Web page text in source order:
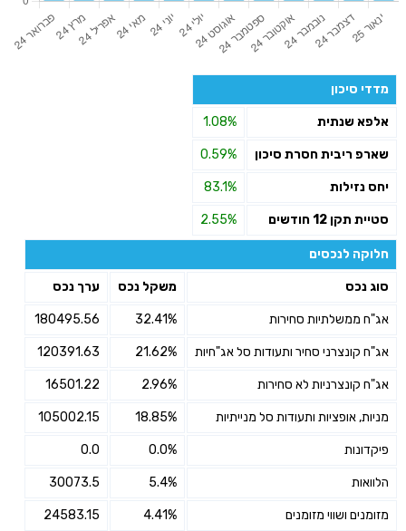
מדדי סיכון
אלפא שנתית 1.08%
שארפ ריבית חסרת סיכון 0.59%
יחס נזילות 83.1%
סטיית תקן 12 חודשים 2.55%
חלוקה לנכסים
סוג נכס משקל נכס ערך נכס
אג"ח ממשלתיות סחירות 32.41%
180495.56
אג"ח קונצרני סחיר ותעודות סל אג"חיות 21.62%
120391.63
אג"ח קונצרניות לא סחירות 2.96%
16501.22
מניות, אופציות ותעודות סל מנייתיות 18.85%
105002.15
פיקדונות 0.0%
0.0
הלוואות 5.4%
30073.5
מזומנים ושווי מזומנים 4.41%
24583.15